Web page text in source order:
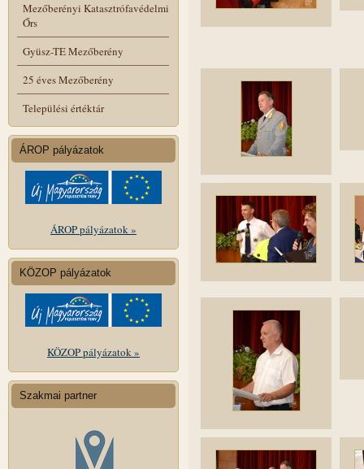
Mezőberényi Katasztrófavédelmi
Őrs
Gyüsz-TE Mezőberény
25 éves Mezőberény
Települési értéktár
ÁROP pályázatok
ÁROP pályázatok »
KÖZOP pályázatok
KÖZOP pályázatok »
Szakmai partner